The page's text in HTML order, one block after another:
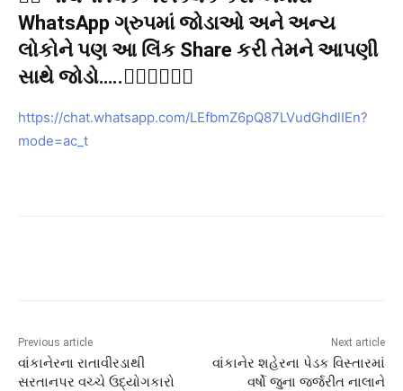
WhatsApp ગ્રુપમાં જોડાઓ અને અન્ય
લોકોને પણ આ લિંક Share કરી તેમને આપણી
સાથે જોડો…..👇🏻👇🏻👇🏻
https://chat.whatsapp.com/LEfbmZ6pQ87LVudGhdlIEn?
mode=ac_t
Previous article
વાંકાનેરના રાતાવીરડાથી
સરતાનપર વચ્ચે ઉદ્યોગકારો
Next article
વાંકાનેર શહેરના પેડક વિસ્તારમાં
વર્ષો જુના જર્જરીત નાલાને